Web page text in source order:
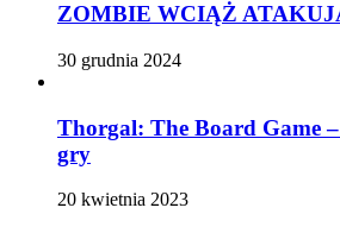
ZOMBIE WCIĄŻ
30 grudnia 2024
Thorgal: The Board Game
gry
20 kwietnia 2023